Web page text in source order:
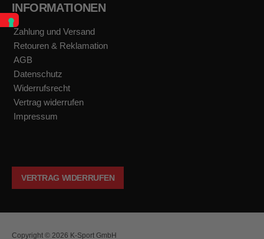
INFORMATIONEN
Zahlung und Versand
Retouren & Reklamation
AGB
Datenschutz
Widerrufsrecht
Vertrag widerrufen
Impressum
VERTRAG WIDERRUFEN
Copyright © 2026 K-Sport GmbH